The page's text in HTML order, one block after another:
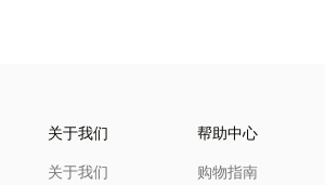
关于我们
关于我们
帮助中心
购物指南